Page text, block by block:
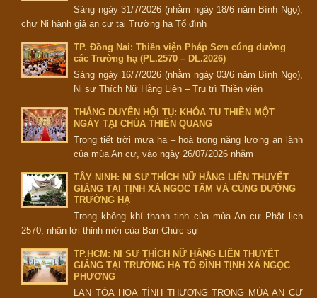
Sáng ngày 31/7/2026 (nhằm ngày 18/6 năm Bính Ngọ),
chư Ni hành giả an cư tại Trường hạ Tổ đình
TP. Đồng Nai: Thiền viện Pháp Sơn cúng dường
các Trường hạ (PL.2570 – DL.2026)
Sáng ngày 16/7/2026 (nhằm ngày 03/6 năm Bính Ngọ),
Ni sư Thích Nữ Hằng Liên – Trụ trì Thiền viện
THẮNG DUYÊN HỘI TỤ: KHÓA TU THIỀN MỘT
NGÀY TẠI CHÙA THIÊN QUANG
Trong tiết trời mưa hạ – hoà trong năng lượng an lành
của mùa An cư, vào ngày 26/07/2026 nhằm
TÂY NINH: NI SƯ THÍCH NỮ HẰNG LIÊN THUYẾT
GIẢNG TẠI TỊNH XÁ NGỌC TÂM VÀ CÚNG DƯỜNG
TRƯỜNG HẠ
Trong không khí thanh tịnh của mùa An cư Phật lịch
2570, nhận lời thỉnh mời của Ban Chức sự
TP.HCM: NI SƯ THÍCH NỮ HẰNG LIÊN THUYẾT
GIẢNG TẠI TRƯỜNG HẠ TỔ ĐÌNH TỊNH XÁ NGỌC
PHƯƠNG
LAN TỎA HOA TÌNH THƯƠNG TRONG MÙA AN CƯ